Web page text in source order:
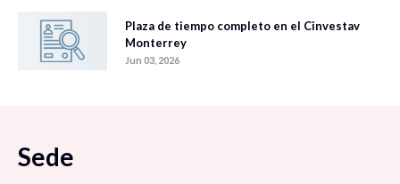
Plaza de tiempo completo en el Cinvestav
Monterrey
Jun 03, 2026
Sede